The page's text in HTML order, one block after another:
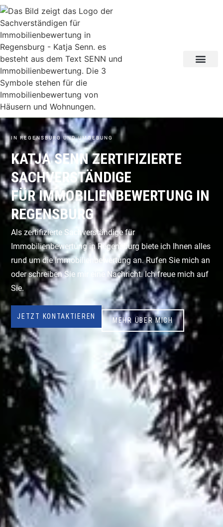
IN REGENSBURG UND UMGEBUNG
KATJA SENN ZERTIFIZIERTE
SACHVERSTÄNDIGE
FÜR IMMOBILIEN­BEWERTUNG IN
REGENSBURG
Als zertifizierte Sachverständige für
Immobilienbewertung in Regensburg biete ich Ihnen alles
rund um die Immobilienbewertung an. Rufen Sie mich an
oder schreiben Sie mir eine Nachricht. Ich freue mich auf
Sie.
JETZT KONTAKTIEREN
MEHR ÜBER MICH